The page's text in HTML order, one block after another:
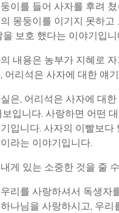
이를 들어 사자를 후려
몽둥이를 이기지 못하고
을 보호 했다는 이야기입니
내용은 농부가 지혜로
어리석은 사자에 대한 얘
은, 어리석은 사자에 대
보입니다. 사랑하면 어떤
입니다. 사자의 이빨보다
라는 이야기입니다.
게 있는 소중한 것을 줄
리를 사랑하셔서 독생자
나님을 사랑하시고, 우리